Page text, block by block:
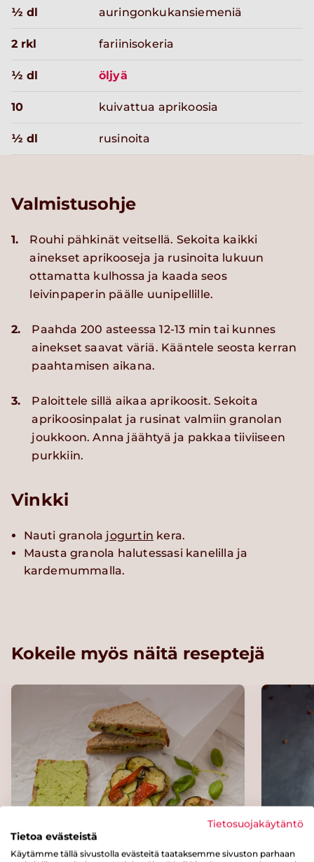
½ dl auringonkukansiemeniä
2 rkl fariinisokeria
½ dl öljyä
10 kuivattua aprikoosia
½ dl rusinoita
Valmistusohje
1.
Rouhi pähkinät veitsellä. Sekoita kaikki
ainekset aprikooseja ja rusinoita lukuun
ottamatta kulhossa ja kaada seos
leivinpaperin päälle uunipellille.
2.
Paahda 200 asteessa 12-13 min tai kunnes
ainekset saavat väriä. Kääntele seosta kerran
paahtamisen aikana.
3.
Paloittele sillä aikaa aprikoosit. Sekoita
aprikoosinpalat ja rusinat valmiin granolan
joukkoon. Anna jäähtyä ja pakkaa tiiviiseen
purkkiin.
Vinkki
Nauti granola jogurtin kera.
Mausta granola halutessasi kanelilla ja
kardemummalla.
Kokeile myös näitä reseptejä
Tietosuojakäytäntö
Tietoa evästeistä
Käytämme tällä sivustolla evästeitä taataksemme sivuston parhaan